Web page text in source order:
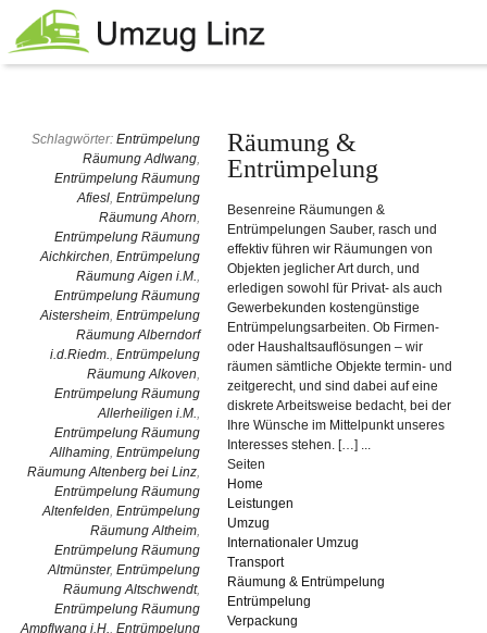
Schlagwörter: Entrümpelung
Räumung Adlwang,
Entrümpelung Räumung
Afiesl, Entrümpelung
Räumung Ahorn,
Entrümpelung Räumung
Aichkirchen, Entrümpelung
Räumung Aigen i.M.,
Entrümpelung Räumung
Aistersheim, Entrümpelung
Räumung Alberndorf
i.d.Riedm., Entrümpelung
Räumung Alkoven,
Entrümpelung Räumung
Allerheiligen i.M.,
Entrümpelung Räumung
Allhaming, Entrümpelung
Räumung Altenberg bei Linz,
Entrümpelung Räumung
Altenfelden, Entrümpelung
Räumung Altheim,
Entrümpelung Räumung
Altmünster, Entrümpelung
Räumung Altschwendt,
Entrümpelung Räumung
Ampflwang i.H., Entrümpelung
Räumung &
Entrümpelung
Besenreine Räumungen &
Entrümpelungen Sauber, rasch und
effektiv führen wir Räumungen von
Objekten jeglicher Art durch, und
erledigen sowohl für Privat- als auch
Gewerbekunden kostengünstige
Entrümpelungsarbeiten. Ob Firmen-
oder Haushaltsauflösungen – wir
räumen sämtliche Objekte termin- und
zeitgerecht, und sind dabei auf eine
diskrete Arbeitsweise bedacht, bei der
Ihre Wünsche im Mittelpunkt unseres
Interesses stehen. […] ...
Seiten
Home
Leistungen
Umzug
Internationaler Umzug
Transport
Räumung & Entrümpelung
Entrümpelung
Verpackung